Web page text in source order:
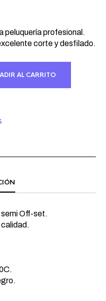
peluquería profesional.
corte y desfilado.
AL CARRITO
semi Off-set.